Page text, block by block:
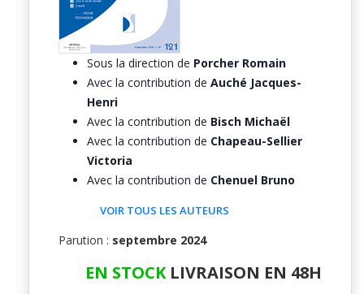
Sous la direction de Porcher Romain
Avec la contribution de Auché Jacques-
Henri
Avec la contribution de Bisch Michaël
Avec la contribution de Chapeau-Sellier
Victoria
Avec la contribution de Chenuel Bruno
VOIR TOUS LES AUTEURS
Parution : septembre 2024
EN STOCKLIVRAISON EN 48H